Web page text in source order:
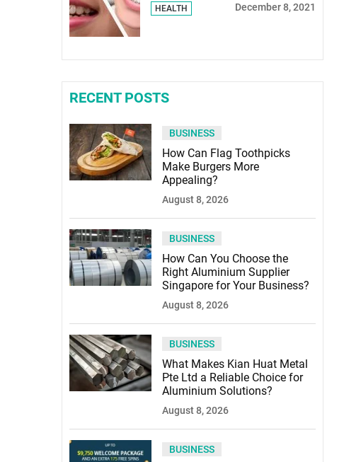
HEALTH December 8, 2021
RECENT POSTS
BUSINESS
How Can Flag Toothpicks
Make Burgers More
Appealing?
August 8, 2026
BUSINESS
How Can You Choose the
Right Aluminium Supplier
Singapore for Your Business?
August 8, 2026
BUSINESS
What Makes Kian Huat Metal
Pte Ltd a Reliable Choice for
Aluminium Solutions?
August 8, 2026
BUSINESS